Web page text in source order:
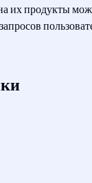
продукты